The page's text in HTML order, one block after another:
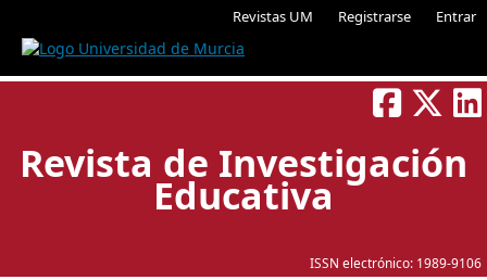
Revistas UM Registrarse Entrar
ISSN electrónico: 1989-9106
Revista de Investigación
Educativa